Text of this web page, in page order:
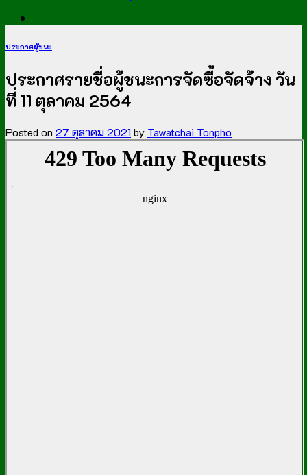
ประกาศผู้ชนะ
ประกาศรายชื่อผู้ชนะการจัดซื้อจัดจ้าง วัน
ที่ 11 ตุลาคม 2564
Posted on 27 ตุลาคม 2021 by Tawatchai Tonpho